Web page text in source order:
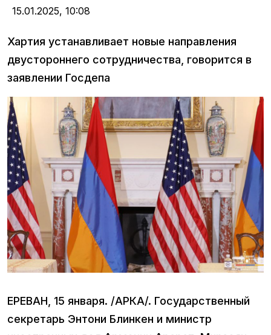
15.01.2025, 10:08
Хартия устанавливает новые направления
двустороннего сотрудничества, говорится в
заявлении Госдепа
ЕРЕВАН, 15 января. /АРКА/. Государственный
секретарь Энтони Блинкен и министр